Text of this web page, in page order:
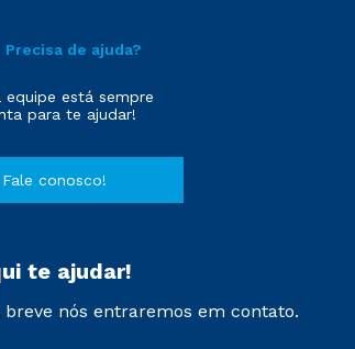
Precisa de ajuda?
equipe está sempre
para te ajudar!
Fale conosco!
te ajudar!
nós entraremos em contato.